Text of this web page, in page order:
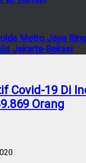
Metro Jaya
Jakarta-Bekasi
Covid-19 Di
Orang